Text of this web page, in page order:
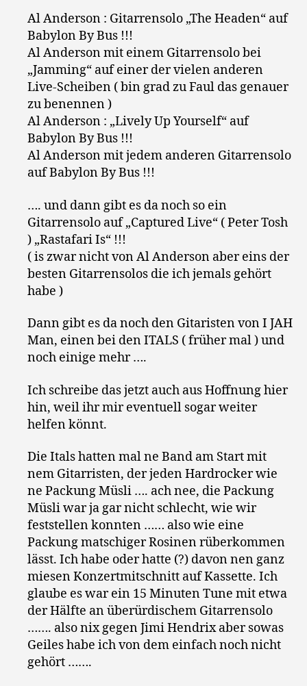
Al Anderson : Gitarrensolo „The Headen“ auf
Babylon By Bus !!!
Al Anderson mit einem Gitarrensolo bei
„Jamming“ auf einer der vielen anderen
Live-Scheiben ( bin grad zu Faul das genauer
zu benennen )
Al Anderson : „Lively Up Yourself“ auf
Babylon By Bus !!!
Al Anderson mit jedem anderen Gitarrensolo
auf Babylon By Bus !!!
…. und dann gibt es da noch so ein
Gitarrensolo auf „Captured Live“ ( Peter Tosh
) „Rastafari Is“ !!!
( is zwar nicht von Al Anderson aber eins der
besten Gitarrensolos die ich jemals gehört
habe )
Dann gibt es da noch den Gitaristen von I JAH
Man, einen bei den ITALS ( früher mal ) und
noch einige mehr ….
Ich schreibe das jetzt auch aus Hoffnung hier
hin, weil ihr mir eventuell sogar weiter
helfen könnt.
Die Itals hatten mal ne Band am Start mit
nem Gitarristen, der jeden Hardrocker wie
ne Packung Müsli …. ach nee, die Packung
Müsli war ja gar nicht schlecht, wie wir
feststellen konnten …… also wie eine
Packung matschiger Rosinen rüberkommen
lässt. Ich habe oder hatte (?) davon nen ganz
miesen Konzertmitschnitt auf Kassette. Ich
glaube es war ein 15 Minuten Tune mit etwa
der Hälfte an überürdischem Gitarrensolo
……. also nix gegen Jimi Hendrix aber sowas
Geiles habe ich von dem einfach noch nicht
gehört …….